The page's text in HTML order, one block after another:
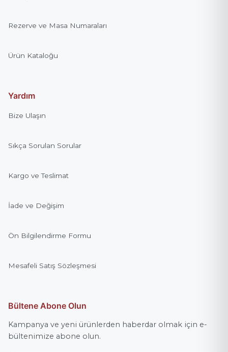
Rezerve ve Masa Numaraları
Ürün Kataloğu
Yardım
Bize Ulaşın
Sıkça Sorulan Sorular
Kargo ve Teslimat
İade ve Değişim
Ön Bilgilendirme Formu
Mesafeli Satış Sözleşmesi
Bültene Abone Olun
Kampanya ve yeni ürünlerden haberdar olmak için e-
bültenimize abone olun.